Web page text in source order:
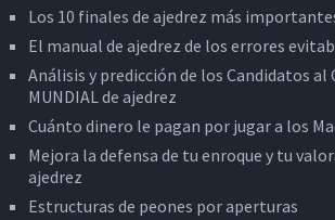
Los 10 finales de ajedrez más
El manual de ajedrez de los errores
Análisis y predicción de los Candidatos al
MUNDIAL de ajedrez
Cuánto dinero le pagan por jugar a los
Mejora la defensa de tu enroque y tu
ajedrez
Estructuras de peones por aperturas